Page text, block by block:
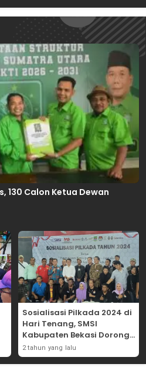
130 Calon Ketua Dewan
Sosialisasi Pilkada 2024 di
Hari Tenang, SMSI
Kabupaten Bekasi Dorong
Angka Partisipasi
Masyarakat
2 tahun yang lalu